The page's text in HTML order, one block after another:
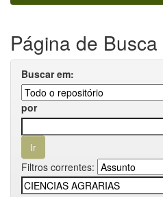
Página de Busca
Buscar em:
por
Filtros correntes: